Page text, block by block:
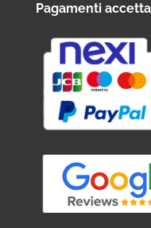
Pagamenti